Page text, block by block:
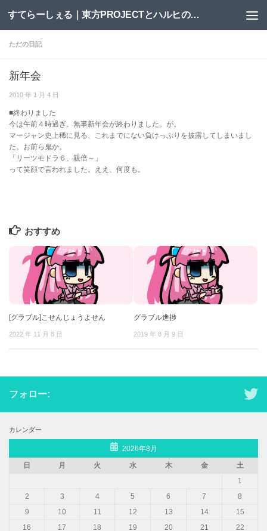
コンテンツへスキップ すてらーしぇる｜東方PROJECTとハルヒの二次創作サイト
ただの日記
新年会
2010 年 1 月 4 日
■終わりました
今は午前４時過ぎ。無事新年会が終わりました。が。
マージャン史上稀に見る、これまでにない負けっぷりを披露してしまいまし
た。お前ら鬼か。
「リーツモドラ６、親倍～」
って笑顔で言われました。ええ、何度も。
おすすめ
[グラブル]こせんじょうよせん
2022 年 11 月 8 日
グラブル進捗
2019 年 8 月 9 日
フォロー:
カレンダー
2026年8月
日
月 火 水 木 金
土
1
2
3 4 5 6 7
8
9
10 11 12 13 14
15
16
17 18 19 20 21
22